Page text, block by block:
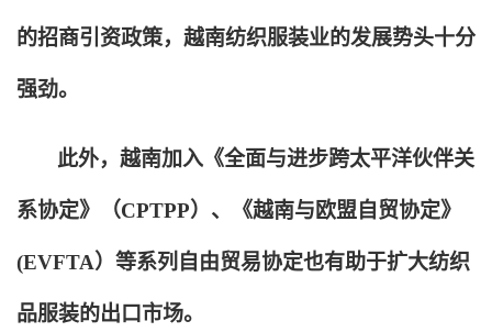
的招商引资政策，越南纺织服装业的发展势头十分
强劲。
此外，越南加入《全面与进步跨太平洋伙伴关
系协定》（CPTPP）、《越南与欧盟自贸协定》
(EVFTA）等系列自由贸易协定也有助于扩大纺织
品服装的出口市场。